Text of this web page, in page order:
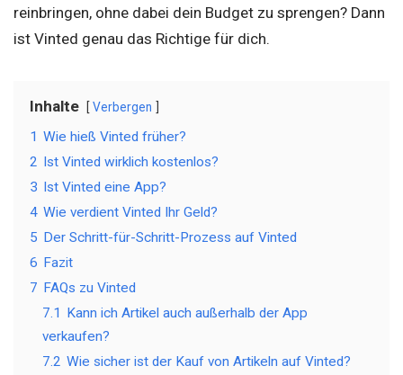
reinbringen, ohne dabei dein Budget zu sprengen? Dann
ist Vinted genau das Richtige für dich.
Inhalte Verbergen
1 Wie hieß Vinted früher?
2 Ist Vinted wirklich kostenlos?
3 Ist Vinted eine App?
4 Wie verdient Vinted Ihr Geld?
5 Der Schritt-für-Schritt-Prozess auf Vinted
6 Fazit
7 FAQs zu Vinted
7.1 Kann ich Artikel auch außerhalb der App
verkaufen?
7.2 Wie sicher ist der Kauf von Artikeln auf Vinted?